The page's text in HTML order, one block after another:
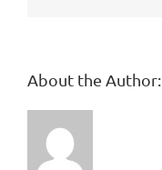
About the Author: